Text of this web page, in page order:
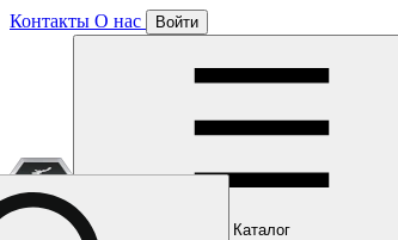
Контакты О нас Войти
Каталог